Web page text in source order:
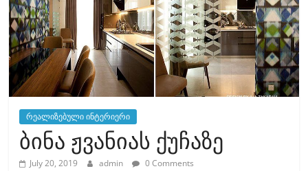
რეალიზებული ინტერიერი
ბინა ჟვანიას ქუჩაზე
July 20, 2019 admin 0 Comments